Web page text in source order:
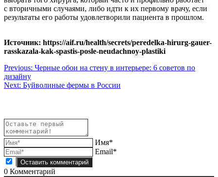
с вторичными случаями, либо идти к их первому врачу, если
результаты его работы удовлетворили пациента в прошлом.
Источник: https://aif.ru/health/secrets/peredelka-hirurg-gauer-
rasskazala-kak-spastis-posle-neudachnoy-plastiki
Навигация
по
Previous: Черные обои на стену в интерьере: 6 советов по
дизайну
Next: Буйволиные фермы в России
Имя*
Email*
0 Комментарий